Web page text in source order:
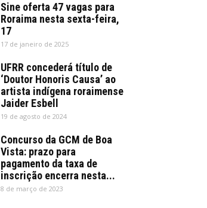
Sine oferta 47 vagas para
Roraima nesta sexta-feira,
17
17 de janeiro de 2025
UFRR concederá título de
‘Doutor Honoris Causa’ ao
artista indígena roraimense
Jaider Esbell
19 de agosto de 2024
Concurso da GCM de Boa
Vista: prazo para
pagamento da taxa de
inscrição encerra nesta...
8 de março de 2023